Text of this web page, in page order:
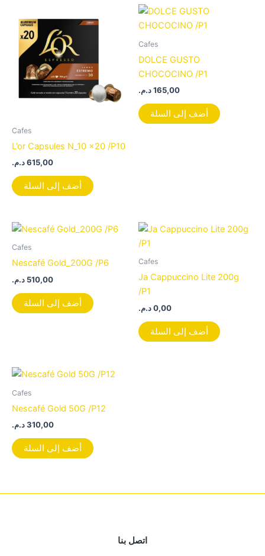
Cafes
L’or Capsules N_10 x20 /P10
615,00د.م.
أضف إلى السلة
Cafes
DOLCE GUSTO
CHOCOCINO /P1
165,00د.م.
أضف إلى السلة
Cafes
Nescafé Gold_200G /P6
510,00 د.م.
أضف إلى السلة
Cafes
Ja Cappuccino Lite 200g
/P1
0,00د.م.
أضف إلى السلة
Cafes
Nescafé Gold 50G /P12
310,00د.م.
أضف إلى السلة
اتصل بنا